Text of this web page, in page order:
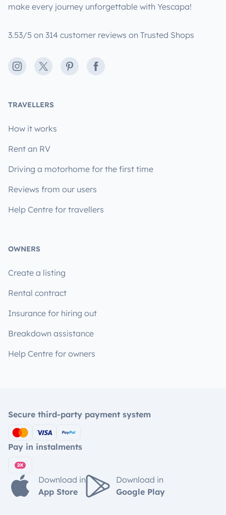
make every journey unforgettable with Yescapa!
3.53/5 on 314 customer reviews on Trusted Shops
Instagram
X PinterestFacebook
TRAVELLERS
How it works
Rent an RV
Driving a motorhome for the first time
Reviews from our users
Help Centre for travellers
OWNERS
Create a listing
Rental contract
Insurance for hiring out
Breakdown assistance
Help Centre for owners
Secure third-party payment system
Pay in instalments
Download in
App Store
Download in
Google Play